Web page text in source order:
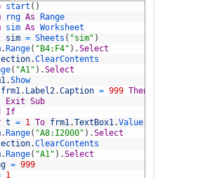
start ( )
rng As Range
sim As Worksheet
sim = Sheets ( "sim" )
.Range( "B4:F4" ) .Select
.ClearContents
( "A1" ) .Select
.Show
frm1 . Label2.Caption = 999 Then
Exit Sub
If
t = 1 To frm1 .TextBox1 .Value
.Range( "A8:I2000" ) .Select
.ClearContents
.Range( "A1" ) .Select
= 999
1